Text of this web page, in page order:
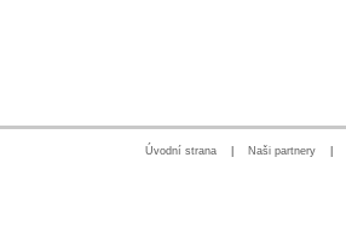
Úvodní strana Naši partnery